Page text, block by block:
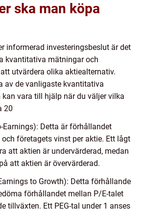
ska man köpa
informerad investeringsbeslut är det
kvantitativa mätningar och
utvärdera olika aktiealternativ.
av de vanligaste kvantitativa
vara till hjälp när du väljer vilka
20
Earnings): Detta är förhållandet
företagets vinst per aktie. Ett lågt
att aktien är undervärderad, medan
att aktien är övervärderad.
to Growth): Detta förhållande
förhållandet mellan P/E-talet
tillväxten. Ett PEG-tal under 1 anses